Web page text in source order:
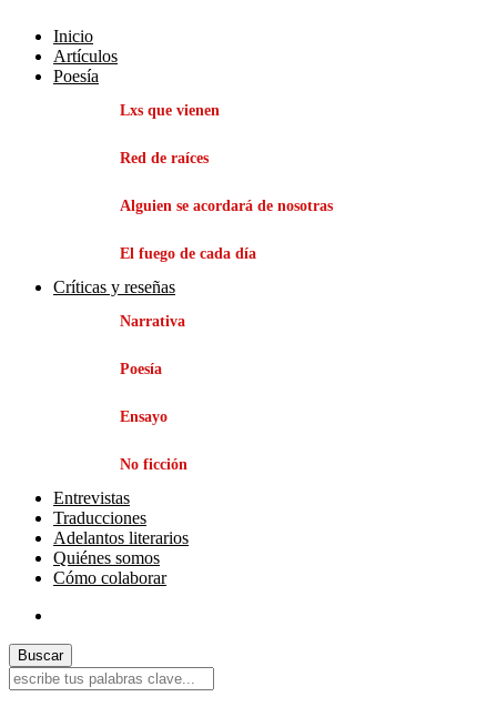
Inicio
Artículos
Poesía
Lxs que vienen
Red de raíces
Alguien se acordará de nosotras
El fuego de cada día
Críticas y reseñas
Narrativa
Poesía
Ensayo
No ficción
Entrevistas
Traducciones
Adelantos literarios
Quiénes somos
Cómo colaborar